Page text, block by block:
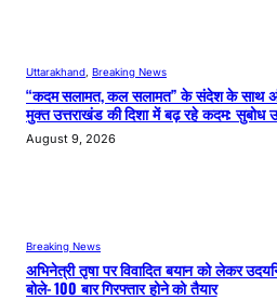
Uttarakhand Breaking News
“कदम सलामत, कल सलामत” के संदेश के साथ
मुक्त उत्तराखंड की दिशा में बढ़ रहे कदम: सुबोध
August 9, 2026
Breaking News
अभिनेत्री तृषा पर विवादित बयान को लेकर
बोले- 100 बार गिरफ्तार होने को तैयार